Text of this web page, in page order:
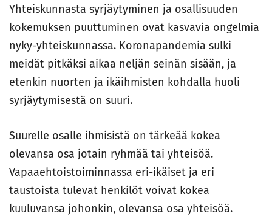
Yhteiskunnasta syrjäytyminen ja osallisuuden
kokemuksen puuttuminen ovat kasvavia ongelmia
nyky-yhteiskunnassa. Koronapandemia sulki
meidät pitkäksi aikaa neljän seinän sisään, ja
etenkin nuorten ja ikäihmisten kohdalla huoli
syrjäytymisestä on suuri.
Suurelle osalle ihmisistä on tärkeää kokea
olevansa osa jotain ryhmää tai yhteisöä.
Vapaaehtoistoiminnassa eri-ikäiset ja eri
taustoista tulevat henkilöt voivat kokea
kuuluvansa johonkin, olevansa osa yhteisöä.